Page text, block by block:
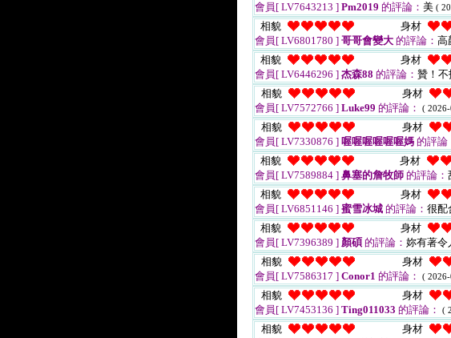
會員[ LV7643213 ] Pm2019 的評論： 美 (
相貌 身材
會員[ LV6801780 ] 哥哥會變大 的評論： 高
相貌 身材
會員[ LV6446296 ] 杰森88 的評論： 贊！不
相貌 身材
會員[ LV7572766 ] Luke99 的評論： (
相貌 身材
會員[ LV7330876 ] 喔喔喔喔喔喔媽 的評論
相貌 身材
會員[ LV7589884 ] 鼻塞的詹牧師 的評論：
相貌 身材
會員[ LV6851146 ] 蜜雪冰城 的評論： 很配
相貌 身材
會員[ LV7396389 ] 顏碩 的評論： 妳有著令
相貌 身材
會員[ LV7586317 ] Conor1 的評論： (
相貌 身材
會員[ LV7453136 ] Ting011033 的評論： (
相貌 身材